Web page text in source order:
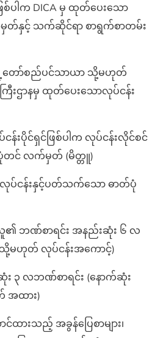
ပါက DICA မှ ထုတ်ပေးသော
နှင့် သက်ဆိုင်ရာ စာရွက်စာတမ်း
တော်စည်ပင်သာယာ သို့မဟုတ်
းဌာနမှ ထုတ်ပေးသောလုပ်ငန်း
န်းပိုင်ရှင်ဖြစ်ပါက လုပ်ငန်းလိုင်စင်
တင် လက်မှတ် (မိတ္တူ)
ပ်ငန်းနှင့်ပတ်သက်သော ဓာတ်ပုံ
သူ၏ ဘဏ်စာရင်း အနည်းဆုံး ၆ လ
မဟုတ် လုပ်ငန်းအကောင့်)
း ၃ လဘဏ်စာရင်း (နောက်ဆုံး
အထား)
ထားသည့် အခွန်ပြေစာများ၊